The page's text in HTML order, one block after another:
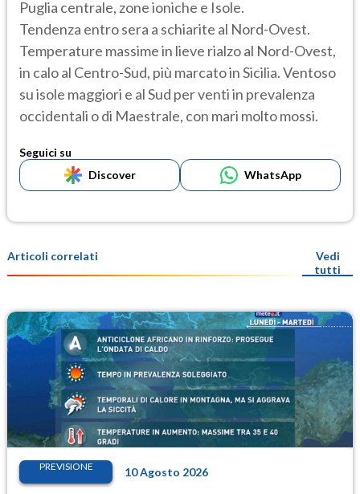
Puglia centrale, zone ioniche e Isole.
Tendenza entro sera a schiarite al Nord-Ovest.
Temperature massime in lieve rialzo al Nord-Ovest,
in calo al Centro-Sud, più marcato in Sicilia. Ventoso
su isole maggiori e al Sud per venti in prevalenza
occidentali o di Maestrale, con mari molto mossi.
Seguici su
Discover
WhatsApp
Articoli correlati
Vedi
tutti
PREVISIONE 10 Agosto 2026